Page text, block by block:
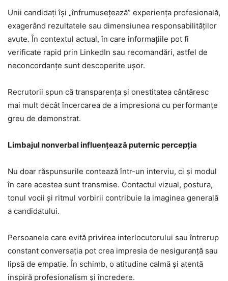
Unii candidați își „înfrumusețează” experiența profesională,
exagerând rezultatele sau dimensiunea responsabilităților
avute. În contextul actual, în care informațiile pot fi
verificate rapid prin LinkedIn sau recomandări, astfel de
neconcordanțe sunt descoperite ușor.
Recrutorii spun că transparența și onestitatea cântăresc
mai mult decât încercarea de a impresiona cu performanțe
greu de demonstrat.
Limbajul nonverbal influențează puternic percepția
Nu doar răspunsurile contează într-un interviu, ci și modul
în care acestea sunt transmise. Contactul vizual, postura,
tonul vocii și ritmul vorbirii contribuie la imaginea generală
a candidatului.
Persoanele care evită privirea interlocutorului sau întrerup
constant conversația pot crea impresia de nesiguranță sau
lipsă de empatie. În schimb, o atitudine calmă și atentă
inspiră profesionalism și încredere.